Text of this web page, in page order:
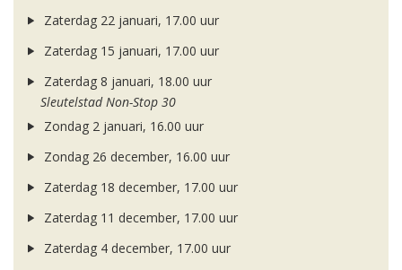
Zaterdag 22 januari, 17.00 uur
Zaterdag 15 januari, 17.00 uur
Zaterdag 8 januari, 18.00 uur
Sleutelstad Non-Stop 30
Zondag 2 januari, 16.00 uur
Zondag 26 december, 16.00 uur
Zaterdag 18 december, 17.00 uur
Zaterdag 11 december, 17.00 uur
Zaterdag 4 december, 17.00 uur